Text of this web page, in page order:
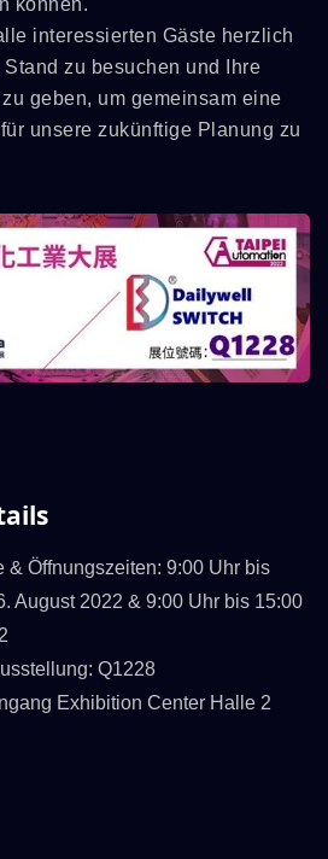
können.
interessierten Gäste herzlich
zu besuchen und Ihre
geben, um gemeinsam eine
unsere zukünftige Planung zu
& Öffnungszeiten: 9:00 Uhr bis
August 2022 & 9:00 Uhr bis 15:00
Q1228
Exhibition Center Halle 2